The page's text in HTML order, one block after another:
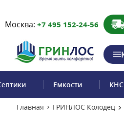
Москва: +7 495 152-24-56
Емкости КНС
Главная ГРИНЛОС Колодец